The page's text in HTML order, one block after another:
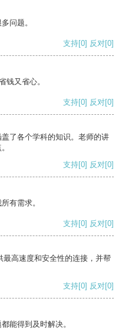
问题。
支持[0] 反对[0]
钱又省心。
支持[0] 反对[0]
了各个学科的知识。老师的讲
支持[0] 反对[0]
有需求。
支持[0] 反对[0]
高速度和安全性的连接，并帮
支持[0] 反对[0]
能得到及时解决。